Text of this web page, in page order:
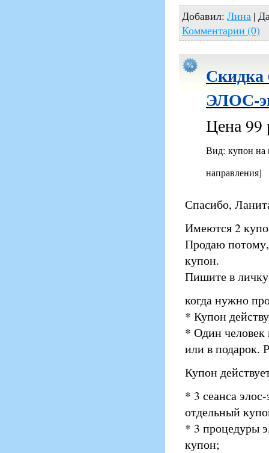
Добавил: Лина |
Комментарии (0)
Скидка
ЭЛОС-
Цена 99
Вид: купон
направления]
Спасибо,
Имеются 2
Продаю
купон.
Пишите в
когда нужно
* Купон
* Один человек
или в подарок.
Купон
* 3 сеанса
отдельный
* 3 процедуры
купон;